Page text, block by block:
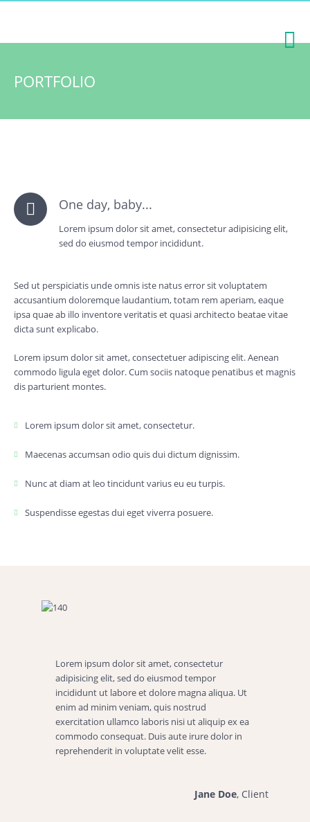
PORTFOLIO
One day, baby...
Lorem ipsum dolor sit amet, consectetur adipisicing elit,
sed do eiusmod tempor incididunt.
Sed ut perspiciatis unde omnis iste natus error sit voluptatem
accusantium doloremque laudantium, totam rem aperiam, eaque
ipsa quae ab illo inventore veritatis et quasi architecto beatae vitae
dicta sunt explicabo.
Lorem ipsum dolor sit amet, consectetuer adipiscing elit. Aenean
commodo ligula eget dolor. Cum sociis natoque penatibus et magnis
dis parturient montes.
Lorem ipsum dolor sit amet, consectetur.
Maecenas accumsan odio quis dui dictum dignissim.
Nunc at diam at leo tincidunt varius eu eu turpis.
Suspendisse egestas dui eget viverra posuere.
Lorem ipsum dolor sit amet, consectetur
adipisicing elit, sed do eiusmod tempor
incididunt ut labore et dolore magna aliqua. Ut
enim ad minim veniam, quis nostrud
exercitation ullamco laboris nisi ut aliquip ex ea
commodo consequat. Duis aute irure dolor in
reprehenderit in voluptate velit esse.
Jane Doe, Client